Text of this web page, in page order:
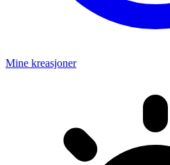
Mine kreasjoner